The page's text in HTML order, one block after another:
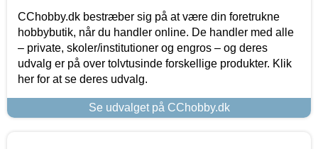
CChobby.dk bestræber sig på at være din foretrukne
hobbybutik, når du handler online. De handler med alle
– private, skoler/institutioner og engros – og deres
udvalg er på over tolvtusinde forskellige produkter. Klik
her for at se deres udvalg.
Se udvalget på CChobby.dk